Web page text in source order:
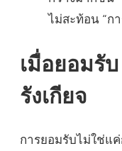
ไม่สะท้อน “ก
เมื่อยอมรั
รังเกียจ
การยอมรับไม่ใช่แ